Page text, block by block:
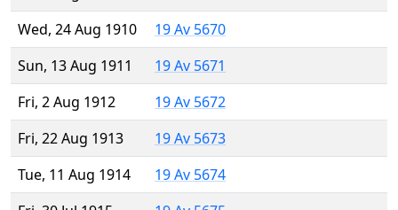
Wed, 24 Aug 1910
19 Av 5670
Sun, 13 Aug 1911
19 Av 5671
Fri, 2 Aug 1912
19 Av 5672
Fri, 22 Aug 1913
19 Av 5673
Tue, 11 Aug 1914
19 Av 5674